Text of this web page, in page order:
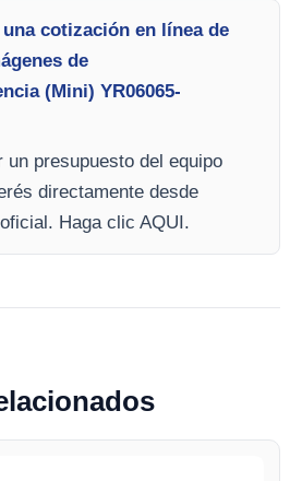
cotización en línea de
de
(Mini) YR06065-
presupuesto del equipo
directamente desde
Haga clic AQUI.